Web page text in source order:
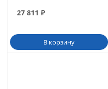
27 811 ₽
В корзину